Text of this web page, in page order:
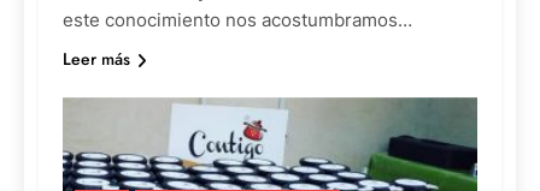
este conocimiento nos acostumbramos…
Leer más